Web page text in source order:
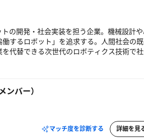
の開発・社会実装を担う企業。機械設計や
するロボット」を追求する。人間社会の
代替できる次世代のロボティクス技術で社
バー）
マッチ度を診断する 詳細を見